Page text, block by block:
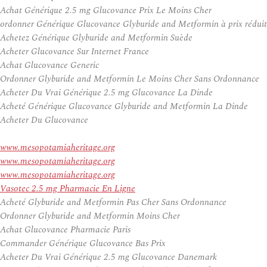
Achat Générique 2.5 mg Glucovance Prix Le Moins Cher
ordonner Générique Glucovance Glyburide and Metformin à prix réduit
Achetez Générique Glyburide and Metformin Suède
Acheter Glucovance Sur Internet France
Achat Glucovance Generic
Ordonner Glyburide and Metformin Le Moins Cher Sans Ordonnance
Acheter Du Vrai Générique 2.5 mg Glucovance La Dinde
Acheté Générique Glucovance Glyburide and Metformin La Dinde
Acheter Du Glucovance
www.mesopotamiaheritage.org
www.mesopotamiaheritage.org
www.mesopotamiaheritage.org
Vasotec 2.5 mg Pharmacie En Ligne
Acheté Glyburide and Metformin Pas Cher Sans Ordonnance
Ordonner Glyburide and Metformin Moins Cher
Achat Glucovance Pharmacie Paris
Commander Générique Glucovance Bas Prix
Acheter Du Vrai Générique 2.5 mg Glucovance Danemark